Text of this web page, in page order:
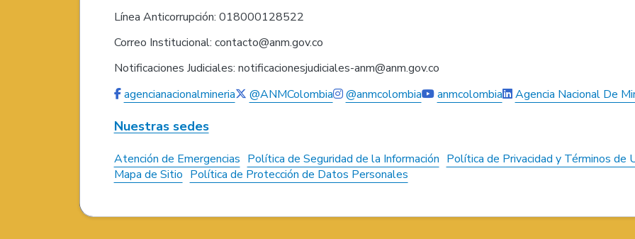
Línea Anticorrupción: 018000128522
Correo Institucional: contacto@anm.gov.co
Notificaciones Judiciales: notificacionesjudiciales-anm@anm.gov.co
agencianacionalmineria
@ANMColombia @anmcolombia anmcolombia Agencia Nacional De
Nuestras sedes
Atención de Emergencias Política de Seguridad de la Información Política de Privacidad y Términos de
Mapa de Sitio Política de Protección de Datos Personales